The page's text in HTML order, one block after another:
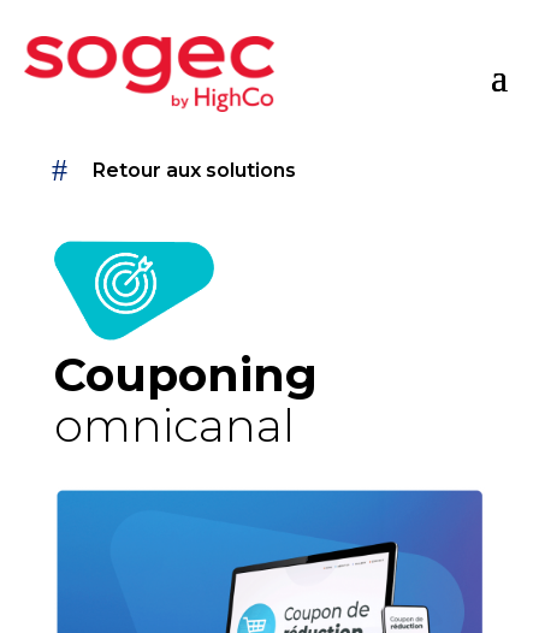
Retour aux solutions
Couponing
omnicanal